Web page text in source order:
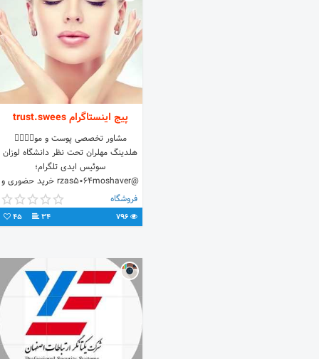
پیج اینستاگرام trust.swees
مشاور تخصصی پوست و مو👨‍⚕️👩‍⚕️
هلدینگ مهلران تحت نظر دانشگاه لوزان
سوئیس ایدی تلگرام؛
@rzas5064moshaver خرید حضوری و
انلاین 🤳
فروشگاه
796
34
45